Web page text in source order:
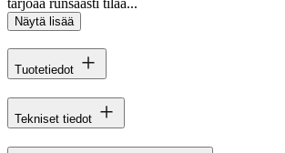
Näytä lisää
Tuotetiedot
Tekniset tiedot